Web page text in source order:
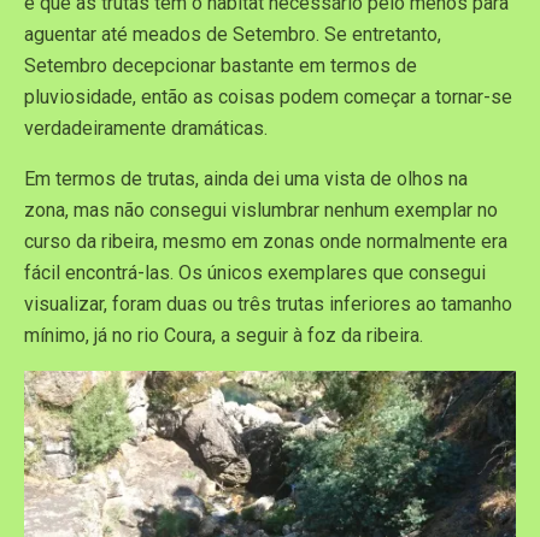
aguentar até meados de Setembro. Se entretanto,
Setembro decepcionar bastante em termos de
pluviosidade, então as coisas podem começar a tornar-se
verdadeiramente dramáticas.
Em termos de trutas, ainda dei uma vista de olhos na
zona, mas não consegui vislumbrar nenhum exemplar no
curso da ribeira, mesmo em zonas onde normalmente era
fácil encontrá-las. Os únicos exemplares que consegui
visualizar, foram duas ou três trutas inferiores ao tamanho
mínimo, já no rio Coura, a seguir à foz da ribeira.